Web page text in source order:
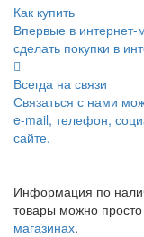
Как купить
Впервые в
сделать покупки в
Всегда на связи
Связаться с нами
e-mail, телефон,
сайте.
Информация по
товары можно
магазинах.